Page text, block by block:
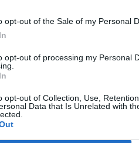
opt-out of the Sale of my Personal
opt-out of processing my Personal
opt-out of Collection, Use,
Data that Is Unrelated with